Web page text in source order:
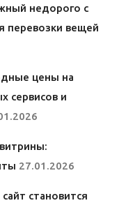
недорого с
перевозки вещей
цены на
сервисов и
27.01.2026
становится